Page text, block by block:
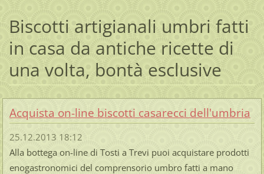
Biscotti artigianali umbri fatti
in casa da antiche ricette di
una volta, bontà esclusive
Acquista on-line biscotti casarecci dell'umbria
25.12.2013 18:12
Alla bottega on-line di Tosti a Trevi puoi acquistare prodotti
enogastronomici del comprensorio umbro fatti a mano